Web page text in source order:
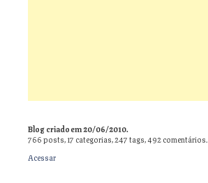
Blog criado em 20/06/2010.
766posts,17 categorias,247tags,492comentários.
Acessar